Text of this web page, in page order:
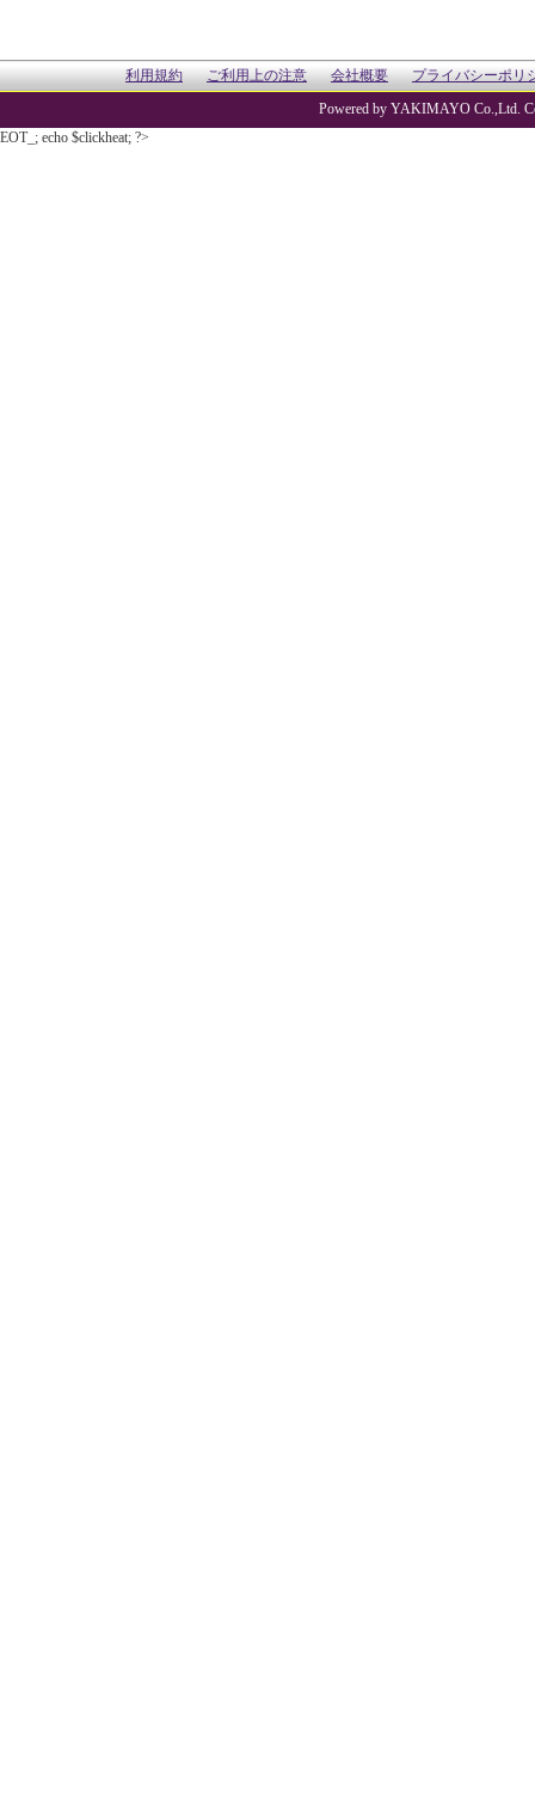
利用規約 ご利用上の注意 会社概要 プライバシーポリ
Powered by YAKIMAYO Co.,Ltd.
EOT_; echo $clickheat; ?>